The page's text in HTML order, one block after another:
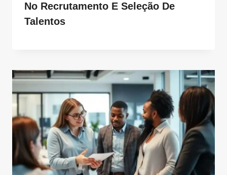
No Recrutamento E Seleção De
Talentos